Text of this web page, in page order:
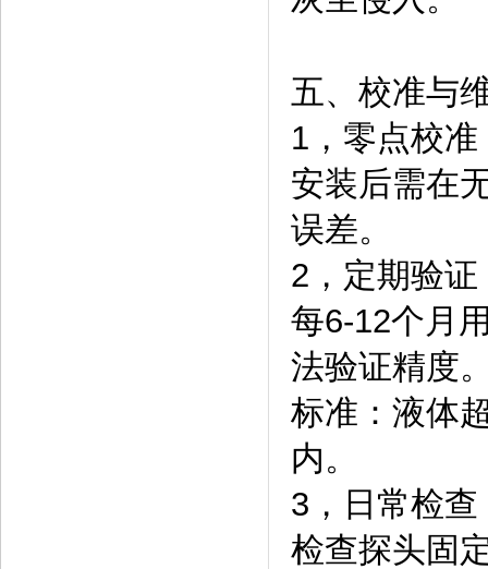
五、校准与
1，零点校准
安装后需在
误差。
2，定期验证
每6-12个月
法验证精度
标准：液体
内。
3，日常检查
检查探头固